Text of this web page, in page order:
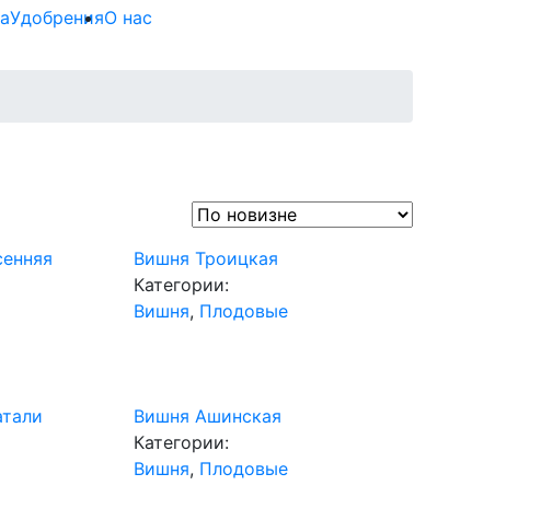
УдобренияО нас
Вишня Троицкая
Категории:
Вишня, Плодовые
Вишня Ашинская
Категории:
Вишня, Плодовые